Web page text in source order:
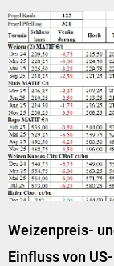
Weizenpreis-
Einfluss von